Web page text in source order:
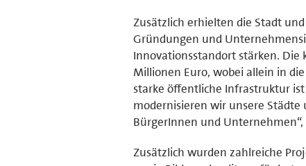
Zusätzlich erhielten die Stadt
Gründungen und
Innovationsstandort stärken.
Millionen Euro, wobei allein in
starke öffentliche Infrastruktur
modernisieren wir unsere
BürgerInnen und
Zusätzlich wurden zahlreiche